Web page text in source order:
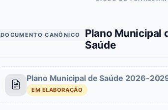
DOCUMENTO CANÔNICO
Plano Municipal
Saúde
Plano Municipal de Saúde 2026-
EM ELABORAÇÃO